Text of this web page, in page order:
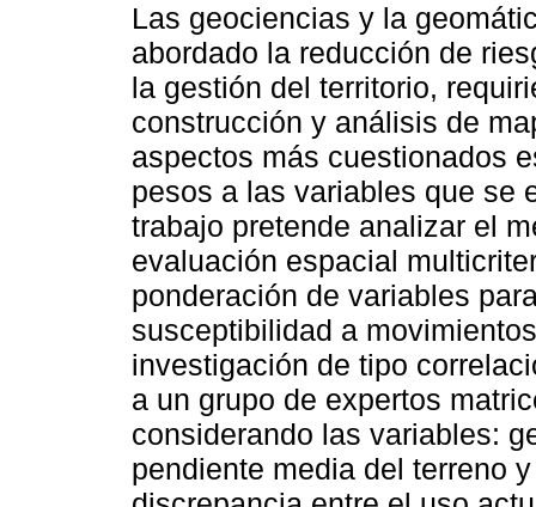
Las geociencias y la
abordado la reducción de
la gestión del territorio,
construcción y análisis de
aspectos más cuestionados
pesos a las variables que se
trabajo pretende analizar el
evaluación espacial
ponderación de variables
susceptibilidad a
investigación de tipo
a un grupo de expertos
considerando las variables:
pendiente media del terreno